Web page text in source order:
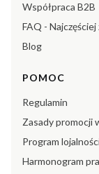
Współpraca B2B
FAQ -
Blog
POMOC
Regulamin
Zasady promocji
Program
Harmonogram